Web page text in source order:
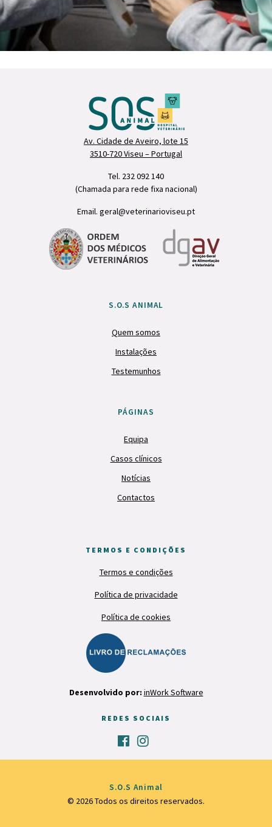
Av. Cidade de Aveiro, lote 15
3510-720 Viseu – Portugal
Tel. 232 092 140
(Chamada para rede fixa nacional)
Email. geral@veterinarioviseu.pt
S.O.S ANIMAL
Quem somos
Instalações
Testemunhos
PÁGINAS
Equipa
Casos clínicos
Notícias
Contactos
TERMOS E CONDIÇÕES
Termos e condições
Política de privacidade
Política de cookies
Desenvolvido por: inWork Software
REDES SOCIAIS
S.O.S Animal
© 2026 Todos os direitos reservados.